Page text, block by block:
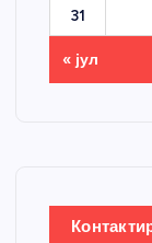
31
« јул